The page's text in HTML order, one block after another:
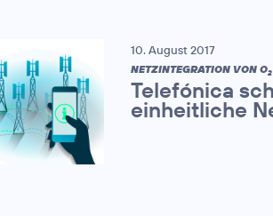
10. August 2017
NETZINTEGRATION VON O2
Telefónica
einheitliche